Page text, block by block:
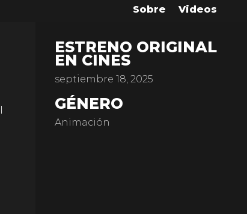
Sobre Videos
ESTRENO ORIGINAL
EN CINES
septiembre 18, 2025
GÉNERO
Animación